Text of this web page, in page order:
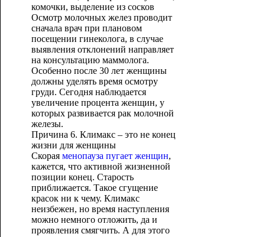
комочки, выделение из сосков
Осмотр молочных желез проводит
сначала врач при плановом
посещении гинеколога, в случае
выявления отклонений направляет
на консультацию маммолога.
Особенно после 30 лет женщины
должны уделять время осмотру
груди. Сегодня наблюдается
увеличение процента женщин, у
которых развивается рак молочной
железы.
Причина 6. Климакс – это не конец
жизни для женщины
Скорая менопауза пугает женщин,
кажется, что активной жизненной
позиции конец. Старость
приближается. Такое сгущение
красок ни к чему. Климакс
неизбежен, но время наступления
можно немного отложить, да и
проявления смягчить. А для этого